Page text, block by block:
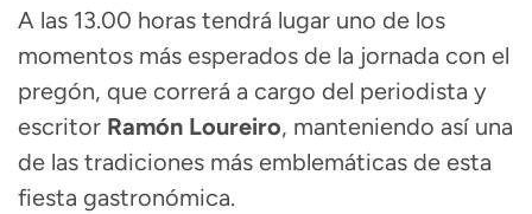
A las 13.00 horas tendrá lugar uno de los
momentos más esperados de la jornada con el
pregón, que correrá a cargo del periodista y
escritor Ramón Loureiro, manteniendo así una
de las tradiciones más emblemáticas de esta
fiesta gastronómica.